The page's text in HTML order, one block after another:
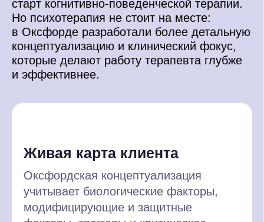
Фокус на практике
Три раза в неделю вы практикуютете
навыки с преподавателями
и в учебных семьях. Посещаете
интервизии. Это настоящее
погружение в протоколы и техники,
Клинический взгляд
Отрабатываем протоколы работы
с нозологиями, подробно
рассматриваем возникновение